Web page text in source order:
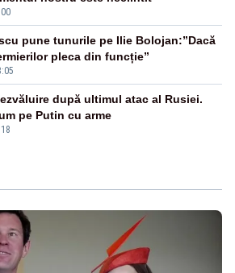
pune tunurile pe Ilie Bolojan:”Dacă
pleca din funcție”
după ultimul atac al Rusiei.
pe Putin cu arme